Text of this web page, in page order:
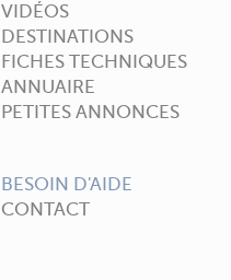
VIDÉOS
DESTINATIONS
FICHES TECHNIQUES
ANNUAIRE
PETITES ANNONCES
BESOIN D'AIDE
CONTACT